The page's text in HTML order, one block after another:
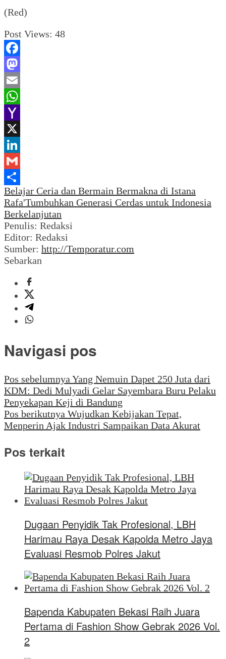
(Red)
Post Views: 48
Facebook
Mastodon
Email
WhatsApp
Yahoo
Mail
X
LinkedIn
Gmail
Share
Belajar Ceria dan Bermain Bermakna di Istana
Rafa'Tumbuhkan Generasi Cerdas untuk Indonesia
Berkelanjutan
Penulis: Redaksi
Editor: Redaksi
Sumber: http://Temporatur.com
Sebarkan
Navigasi pos
Pos sebelumnya Yang Nemuin Dapet 250 Juta dari
KDM: Dedi Mulyadi Gelar Sayembara Buru Pelaku
Penyekapan Keji di Bandung
Pos berikutnya Wujudkan Kebijakan Tepat,
Menperin Ajak Industri Sampaikan Data Akurat
Pos terkait
Dugaan Penyidik Tak Profesional, LBH
Harimau Raya Desak Kapolda Metro Jaya
Evaluasi Resmob Polres Jakut
Bapenda Kabupaten Bekasi Raih Juara
Pertama di Fashion Show Gebrak 2026 Vol.
2